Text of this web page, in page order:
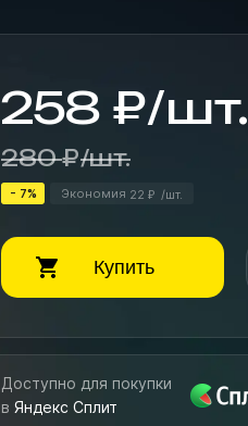
258 ₽/шт.
280 ₽/шт.
- 7% Экономия 22 ₽ /шт.
Купить
Доступно для покупки
в Яндекс Сплит